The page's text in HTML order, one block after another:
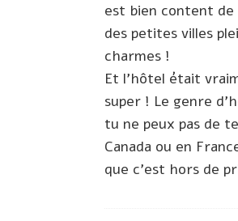
est bien content
des petites villes
charmes !
Et l’hôtel était
super ! Le genre
tu ne peux pas de
Canada ou en
que c’est hors de